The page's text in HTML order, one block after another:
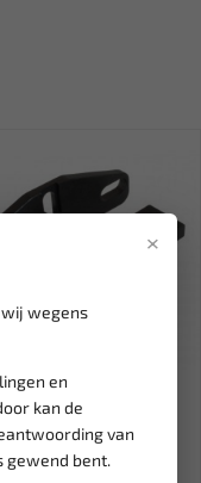
×
wij wegens
en
kan de
van
gewend bent.
Leverbaar
Timingset FORD
vliegwiel S-
6TF...